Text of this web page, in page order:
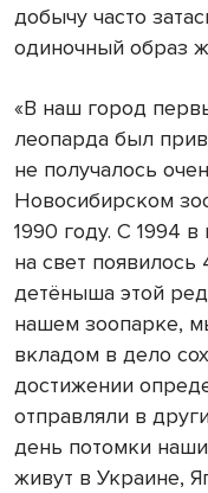
добычу часто
одиночный образ
«В наш город
леопарда был
не получалось
Новосибирском
1990 году. С 1994
на свет
детёныша этой
нашем зоопарке,
вкладом в дело
достижении
отправляли в
день потомки
живут в Украине,